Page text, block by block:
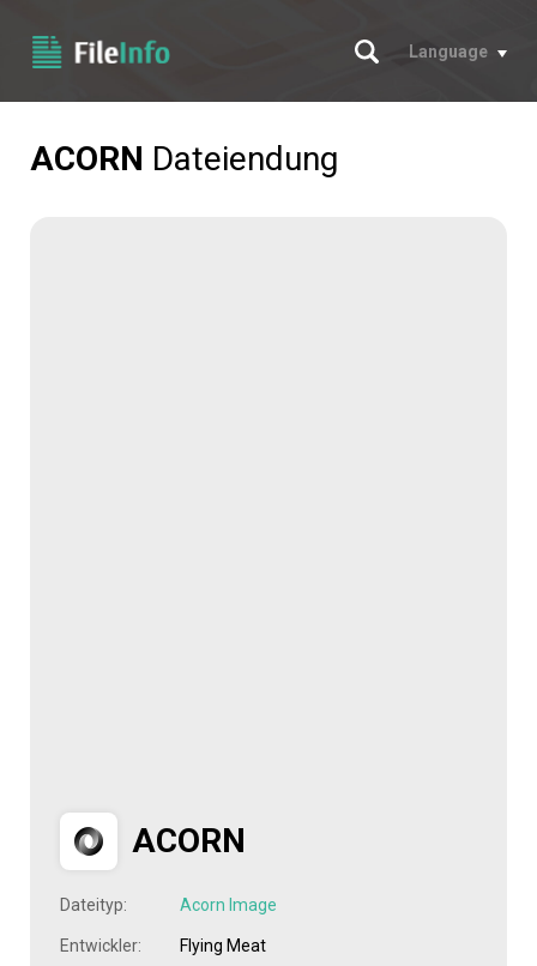
Suche
Language
ACORN Dateiendung
ACORN
Dateityp: Acorn Image
Entwickler: Flying Meat